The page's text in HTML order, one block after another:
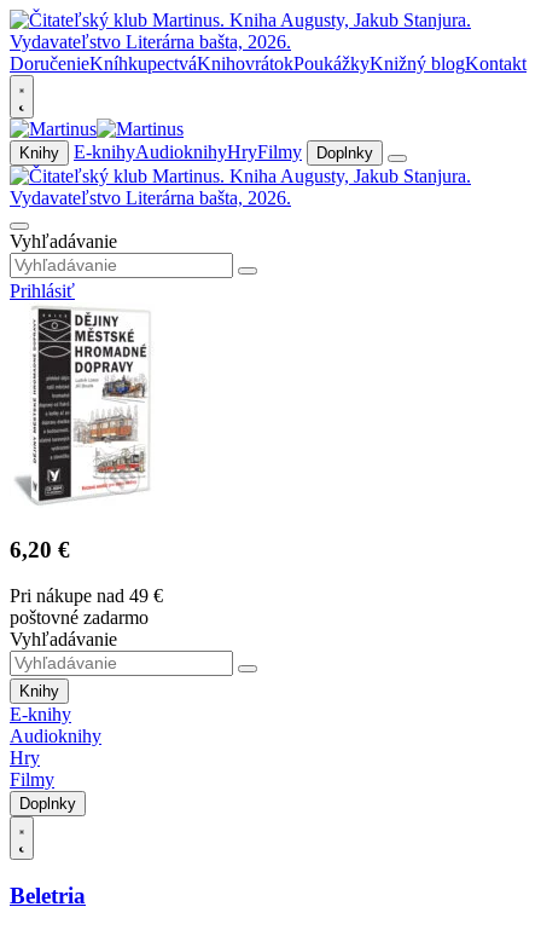
DoručenieKníhkupectváKnihovrátokPoukážkyKnižný blogKontakt
Knihy E-knihyAudioknihyHryFilmy Doplnky
Vyhľadávanie
Prihlásiť
6,20 €
Pri nákupe nad 49 €
poštovné zadarmo
Vyhľadávanie
Knihy
E-knihy
Audioknihy
Hry
Filmy
Doplnky
Beletria